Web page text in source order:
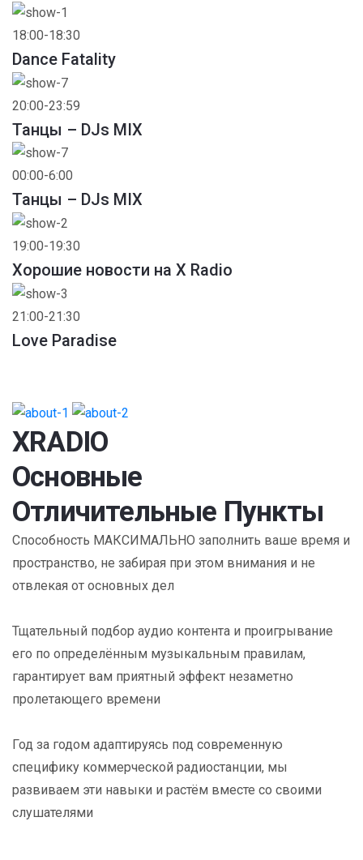
18:00-18:30
Dance Fatality
20:00-23:59
Танцы – DJs MIX
00:00-6:00
Танцы – DJs MIX
19:00-19:30
Хорошие новости на X Radio
21:00-21:30
Love Paradise
XRADIO
Основные
Отличительные Пункты
Способность МАКСИМАЛЬНО заполнить ваше время и
пространство, не забирая при этом внимания и не
отвлекая от основных дел
Тщательный подбор аудио контента и проигрывание
его по определённым музыкальным правилам,
гарантирует вам приятный эффект незаметно
пролетающего времени
Год за годом адаптируясь под современную
специфику коммерческой радиостанции, мы
развиваем эти навыки и растём вместе со своими
слушателями